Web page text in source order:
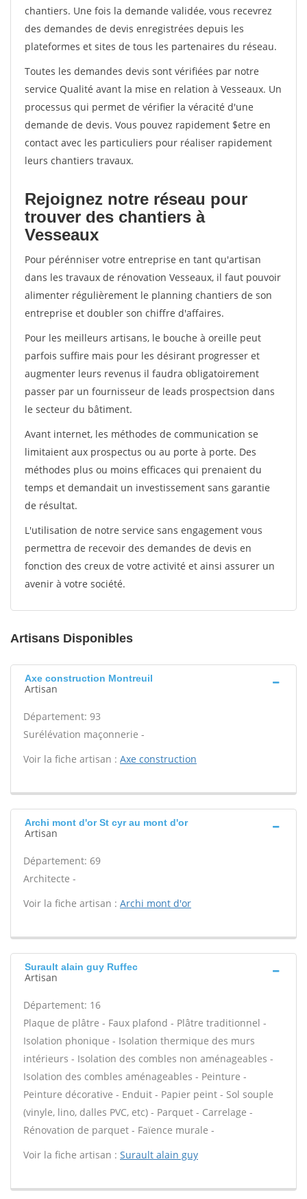
chantiers. Une fois la demande validée, vous recevrez
des demandes de devis enregistrées depuis les
plateformes et sites de tous les partenaires du réseau.
Toutes les demandes devis sont vérifiées par notre
service Qualité avant la mise en relation à Vesseaux. Un
processus qui permet de vérifier la véracité d'une
demande de devis. Vous pouvez rapidement $etre en
contact avec les particuliers pour réaliser rapidement
leurs chantiers travaux.
Rejoignez notre réseau pour
trouver des chantiers à
Vesseaux
Pour pérénniser votre entreprise en tant qu'artisan
dans les travaux de rénovation Vesseaux, il faut pouvoir
alimenter régulièrement le planning chantiers de son
entreprise et doubler son chiffre d'affaires.
Pour les meilleurs artisans, le bouche à oreille peut
parfois suffire mais pour les désirant progresser et
augmenter leurs revenus il faudra obligatoirement
passer par un fournisseur de leads prospectsion dans
le secteur du bâtiment.
Avant internet, les méthodes de communication se
limitaient aux prospectus ou au porte à porte. Des
méthodes plus ou moins efficaces qui prenaient du
temps et demandait un investissement sans garantie
de résultat.
L'utilisation de notre service sans engagement vous
permettra de recevoir des demandes de devis en
fonction des creux de votre activité et ainsi assurer un
avenir à votre société.
Artisans Disponibles
Axe construction Montreuil
Artisan
Département: 93
Surélévation maçonnerie -
Voir la fiche artisan : Axe construction
Archi mont d'or St cyr au mont d'or
Artisan
Département: 69
Architecte -
Voir la fiche artisan : Archi mont d'or
Surault alain guy Ruffec
Artisan
Département: 16
Plaque de plâtre - Faux plafond - Plâtre traditionnel -
Isolation phonique - Isolation thermique des murs
intérieurs - Isolation des combles non aménageables -
Isolation des combles aménageables - Peinture -
Peinture décorative - Enduit - Papier peint - Sol souple
(vinyle, lino, dalles PVC, etc) - Parquet - Carrelage -
Rénovation de parquet - Faïence murale -
Voir la fiche artisan : Surault alain guy